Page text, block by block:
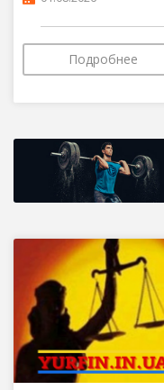
Подробнее